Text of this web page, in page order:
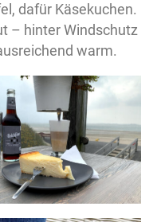
dafür Käsekuchen.
– hinter Windschutz
warm.